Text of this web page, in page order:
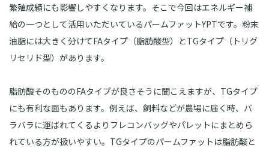
繁殖成績にも影響しやすくなります。そこで今回はエネルギー補
給の一つとして活用いただいているパームファットYPTです。粉末
油脂には大きく分けてFAタイプ（脂肪酸型）とTGタイプ（トリグ
リセリド型）があります。
脂肪酸そのもののFAタイプが良さそうに聞こえますが、TGタイプ
にも有利な面もあります。例えば、飼料などが農場に届く時、バ
ラバラに運ばれてくるよりフレコンバッグやパレットにまとめら
れている方が扱いやすい。TGタイプのパームファットは脂肪酸と